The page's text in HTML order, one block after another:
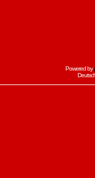
Powered by